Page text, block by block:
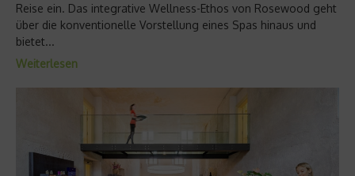
Reise ein. Das integrative Wellness-Ethos von Rosewood geht
über die konventionelle Vorstellung eines Spas hinaus und
bietet...
Weiterlesen